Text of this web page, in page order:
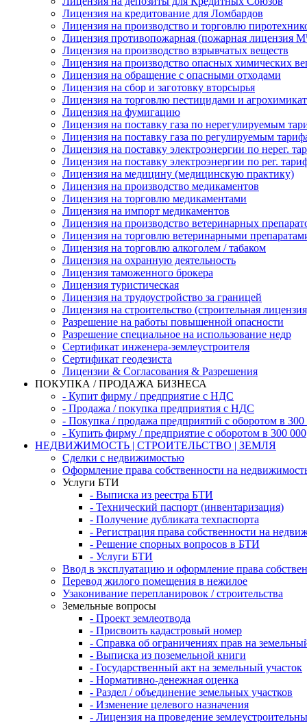
Лицензия на кредитование для Ломбардов
Лицензия на производство и торговлю
Лицензия противопожарная (пожарная лицензия
Лицензия на производство взрывчатых веществ
Лицензия на производство опасных химических
Лицензия на обращение с опасными отходами
Лицензия на сбор и заготовку вторсырья
Лицензия на торговлю пестицидами и
Лицензия на фумигацию
Лицензия на поставку газа по нерегулируемым
Лицензия на поставку газа по регулируемым
Лицензия на поставку электроэнергии по нерег.
Лицензия на поставку электроэнергии по рег.
Лицензия на медицину (медицинскую практику)
Лицензия на производство медикаментов
Лицензия на торговлю медикаментами
Лицензия на импорт медикаментов
Лицензия на производство ветеринарных
Лицензия на торговлю ветеринарными
Лицензия на торговлю алкоголем / табаком
Лицензия на охранную деятельность
Лицензия таможенного брокера
Лицензия туристическая
Лицензия на трудоустройство за границей
Лицензия на строительство (строительная
Разрешение на работы повышенной опасности
Разрешение специальное на использование недр
Сертификат инженера-землеустроителя
Сертификат геодезиста
Лицензии & Согласования & Разрешения
ПОКУПКА / ПРОДАЖА БИЗНЕСА
- Купит фирму / предприятие с НДС
- Продажа / покупка предприятия с НДС
- Покупка / продажа предприятий с оборотом в 300
- Купить фирму / предприятие с оборотом в 300 000
НЕДВИЖИМОСТЬ | СТРОИТЕЛЬСТВО | ЗЕМЛЯ
Сделки с недвижимостью
Оформление права собственности на
Услуги БТИ
- Выписка из реестра БТИ
- Технический паспорт (инвентаризация)
- Получение дубликата техпаспорта
- Регистрация права собственности на
- Решение спорных вопросов в БТИ
- Услуги БТИ
Ввод в эксплуатацию и оформление права
Перевод жилого помещения в нежилое
Узаконивание перепланировок / строительства
Земельные вопросы
- Проект землеотвода
- Присвоить кадастровый номер
- Справка об ограничениях прав на
- Выписка из поземельной книги
- Государственный акт на земельный участок
- Нормативно-денежная оценка
- Раздел / объединение земельных участков
- Изменение целевого назначения
- Лицензия на проведение